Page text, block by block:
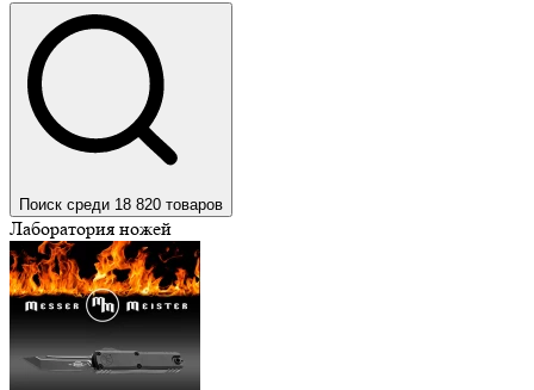
Поиск среди 18 820 товаров
Лаборатория ножей